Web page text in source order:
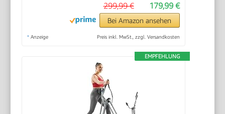
179,99 €
299,99 €
Bei Amazon ansehen
* Anzeige Preis inkl. MwSt., zzgl. Versandkosten
EMPFEHLUNG